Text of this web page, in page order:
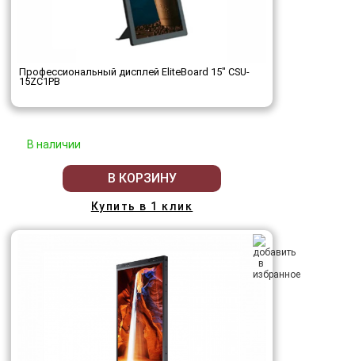
Профессиональный дисплей EliteBoard 15" CSU-
15ZC1PB
В наличии
В КОРЗИНУ
Купить в 1 клик